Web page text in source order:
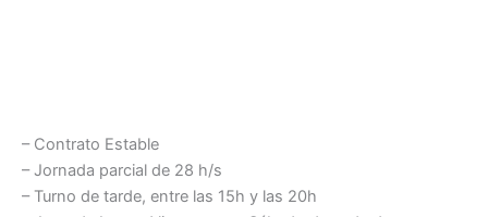
– Contrato Estable
– Jornada parcial de 28 h/s
– Turno de tarde, entre las 15h y las 20h